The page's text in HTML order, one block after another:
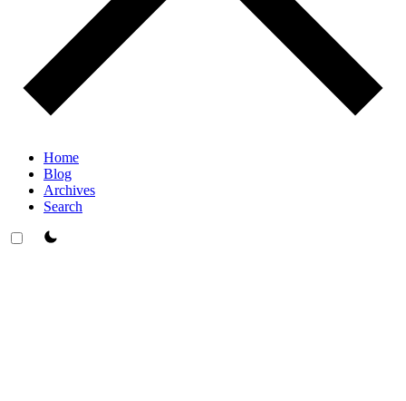
Home
Blog
Archives
Search
theme switcher